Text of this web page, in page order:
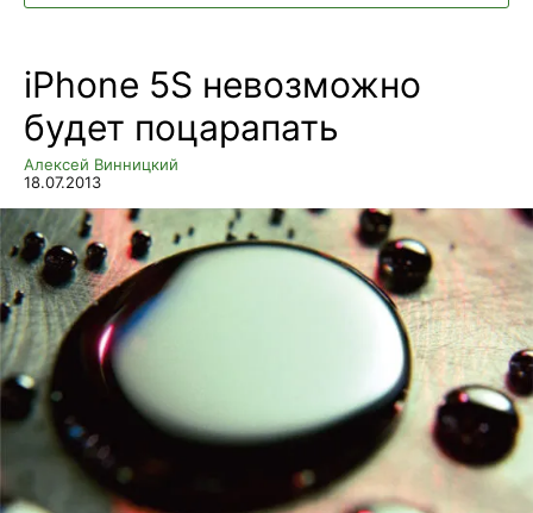
iPhone 5S невозможно
будет поцарапать
Алексей Винницкий
18.07.2013